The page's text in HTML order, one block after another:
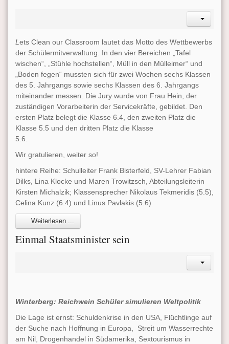
L ets Clean our Classroom lautet das Motto des Wettbewerbs
der Schülermitverwaltung. In den vier Bereichen „Tafel
wischen“, „Stühle hochstellen“, Müll in den Mülleimer“ und
„Boden fegen“ mussten sich für zwei Wochen sechs Klassen
des 5. Jahrgangs sowie sechs Klassen des 6. Jahrgangs
miteinander messen. Die Jury wurde von Frau Hein, der
zuständigen Vorarbeiterin der Servicekräfte, gebildet. Den
ersten Platz belegt die Klasse 6.4, den zweiten Platz die
Klasse 5.5 und den dritten Platz die Klasse
5.6.
Wir gratulieren, weiter so!
hintere Reihe: Schulleiter Frank Bisterfeld, SV-Lehrer Fabian
Dilks, Lina Klocke und Maren Trowitzsch, Abteilungsleiterin
Kirsten Michalzik; Klassensprecher Nikolaus Tekmeridis (5.5),
Celina Kunz (6.4) und Linus Pavlakis (5.6)
Weiterlesen ...
Einmal Staatsminister sein
Winterberg: Reichwein Schüler simulieren Weltpolitik
Die Lage ist ernst: Schuldenkrise in den USA, Flüchtlinge auf
der Suche nach Hoffnung in Europa, Streit um Wasserrechte
am Nil, Drogenhandel in Südamerika, Sextourismus in